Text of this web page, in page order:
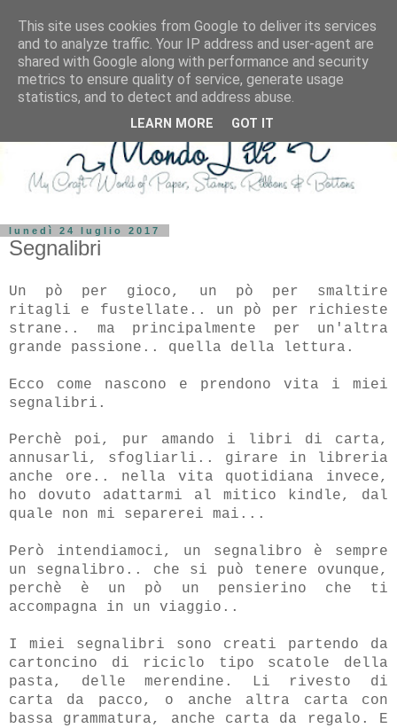
lunedì 24 luglio 2017
Segnalibri
Un pò per gioco, un pò per smaltire
ritagli e fustellate.. un pò per richieste
strane.. ma principalmente per un'altra
grande passione.. quella della lettura.
Ecco come nascono e prendono vita i miei
segnalibri.
Perchè poi, pur amando i libri di carta,
annusarli, sfogliarli.. girare in libreria
anche ore.. nella vita quotidiana invece,
ho dovuto adattarmi al mitico kindle, dal
quale non mi separerei mai...
Però intendiamoci, un segnalibro è sempre
un segnalibro.. che si può tenere ovunque,
perchè è un pò un pensierino che ti
accompagna in un viaggio..
I miei segnalibri sono creati partendo da
cartoncino di riciclo tipo scatole della
pasta, delle merendine. Li rivesto di
carta da pacco, o anche altra carta con
bassa grammatura, anche carta da regalo. E
This site uses cookies from Google to deliver its services
and to analyze traffic. Your IP address and user-agent are
shared with Google along with performance and security
metrics to ensure quality of service, generate usage
statistics, and to detect and address abuse.
LEARN MORE GOT IT